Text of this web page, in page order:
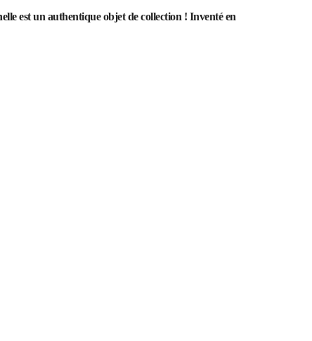
est un authentique objet de collection ! Inventé en